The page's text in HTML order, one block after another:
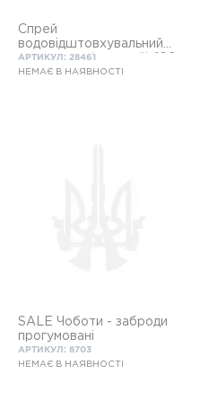
Спрей
водовідштовхувальний
для взуття (зимовий) 100
мл
АРТИКУЛ: 28461
НЕМАЄ В НАЯВНОСТІ
SALE Чоботи - заброди
прогумовані
АРТИКУЛ: 8703
НЕМАЄ В НАЯВНОСТІ